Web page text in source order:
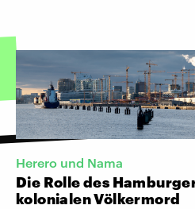
Herero und Nama
Die Rolle des
kolonialen Völkermord